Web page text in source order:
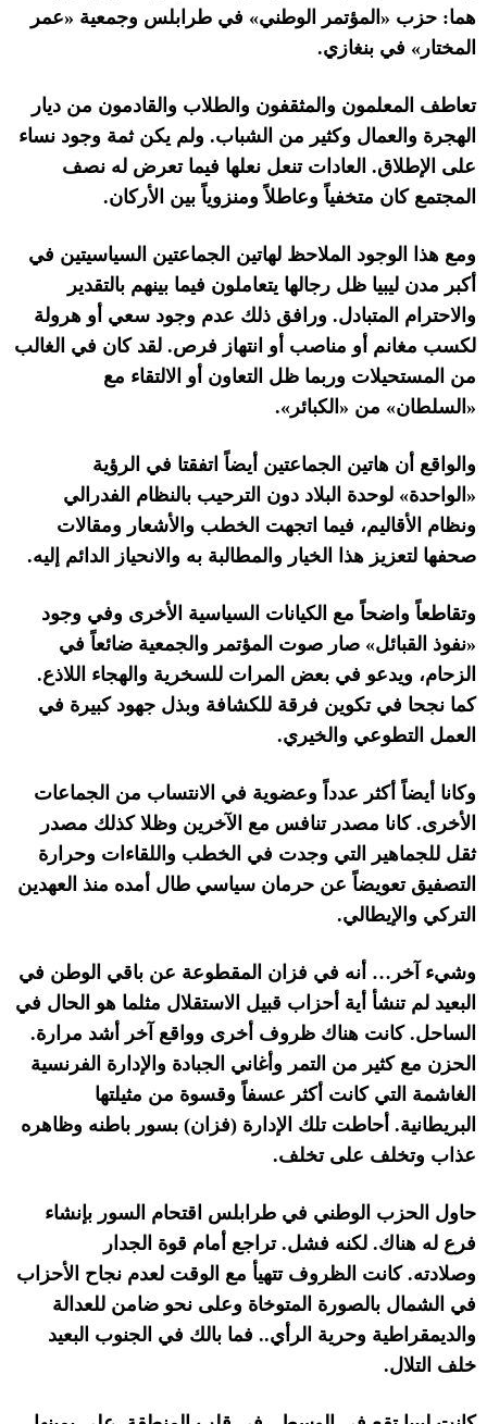
هما: حزب « المؤتمر الوطني» في طرابلس وجمعية «عمر
المختار » في بنغازي.
تعاطف المعلمون والمثقفون والطلاب والقادمون من ديار
الهجرة والعمال وكثير من الشباب. ولم يكن ثمة وجود نساء
على الإطلاق. العادات تنعل نعلها فيما تعرض له نصف
المجتمع كان متخفياً وعاطلاً ومنزوياً بين الأركان.
ومع هذا الوجود الملاحظ لهاتين الجماعتين السياسيتين في
أكبر مدن ليبيا ظل رجالها يتعاملون فيما بينهم بالتقدير
والاحترام المتبادل. ورافق ذلك عدم وجود سعي أو هرولة
لكسب مغانم أو مناصب أو انتهاز فرص. لقد كان في الغالب
من المستحيلات وربما ظل التعاون أو الالتقاء مع
« السلطان» من « الكبائر ».
والواقع أن هاتين الجماعتين أيضاً اتفقتا في الرؤية
« الواحدة» لوحدة البلاد دون الترحيب بالنظام الفدرالي
ونظام الأقاليم، فيما اتجهت الخطب والأشعار ومقالات
صحفها لتعزيز هذا الخيار والمطالبة به والانحياز الدائم إليه.
وتقاطعاً واضحاً مع الكيانات السياسية الأخرى وفي وجود
«نفوذ القبائل» صار صوت المؤتمر والجمعية ضائعاً في
الزحام، ويدعو في بعض المرات للسخرية والهجاء اللاذع.
كما نجحا في تكوين فرقة للكشافة وبذل جهود كبيرة في
العمل التطوعي والخيري.
وكانا أيضاً أكثر عدداً وعضوية في الانتساب من الجماعات
الأخرى.كانا مصدر تنافس مع الآخرين وظلا كذلك مصدر
ثقل للجماهير التي وجدت في الخطب واللقاءات وحرارة
التصفيق تعويضاً عن حرمان سياسي طال أمده منذ العهدين
التركي والإيطالي.
وشيء آخر … أنه في فزان المقطوعة عن باقي الوطن في
البعيد لم تنشأ أية أحزاب قبيل الاستقلال مثلما هو الحال في
الساحل.كانت هناك ظروف أخرى وواقع آخر أشد مرارة.
الحزن مع كثير من التمر وأغاني الجبادة والإدارة الفرنسية
الغاشمة التي كانت أكثر عسفاً وقسوة من مثيلتها
البريطانية. أحاطت تلك الإدارة (فزان) بسور باطنه وظاهره
عذاب وتخلف على تخلف.
حاول الحزب الوطني في طرابلس اقتحام السور بإنشاء
فرع له هناك. لكنه فشل.تراجع أمام قوة الجدار
وصلادته.كانت الظروف تتهيأ مع الوقت لعدم نجاح الأحزاب
في الشمال بالصورة المتوخاة وعلى نحو ضامن للعدالة
والديمقراطية وحرية الرأي.. فما بالك في الجنوب البعيد
خلف التلال.